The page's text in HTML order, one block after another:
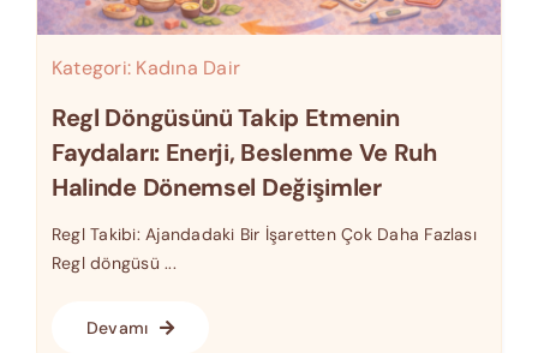
Kategori: Kadına Dair
Regl Döngüsünü Takip Etmenin
Faydaları: Enerji, Beslenme Ve Ruh
Halinde Dönemsel Değişimler
Regl Takibi: Ajandadaki Bir İşaretten Çok Daha Fazlası
Regl döngüsü ...
Devamı